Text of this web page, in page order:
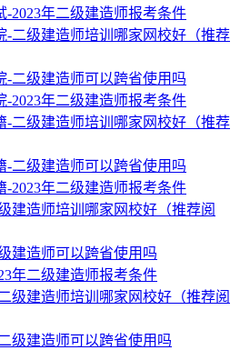
-2023年二级建造师报考条件
-二级建造师培训哪家网校好（推荐
-二级建造师可以跨省使用吗
-2023年二级建造师报考条件
-二级建造师培训哪家网校好（推荐
-二级建造师可以跨省使用吗
-2023年二级建造师报考条件
建造师培训哪家网校好（推荐阅
建造师可以跨省使用吗
年二级建造师报考条件
级建造师培训哪家网校好（推荐阅
级建造师可以跨省使用吗